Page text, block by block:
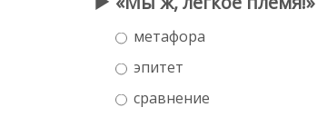
метафора
эпитет
сравнение